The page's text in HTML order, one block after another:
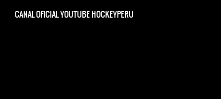
CANAL OFICIAL YOUTUBE HOCKEYPERU